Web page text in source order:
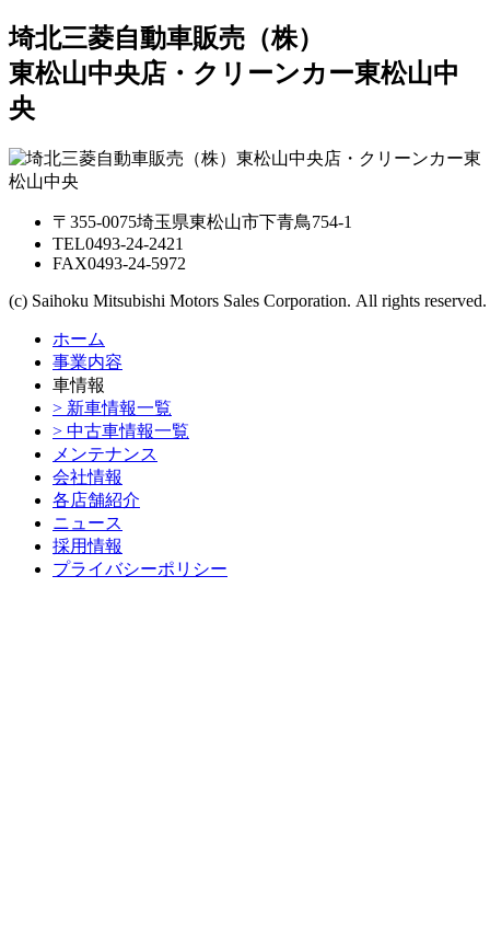
埼北三菱自動車販売（株）
東松山中央店・クリーンカー東松山中
央
〒355-0075埼玉県東松山市下青鳥754-1
TEL0493-24-2421
FAX0493-24-5972
(c) Saihoku Mitsubishi Motors Sales Corporation. All rights reserved.
ホーム
事業内容
車情報
> 新車情報一覧
> 中古車情報一覧
メンテナンス
会社情報
各店舗紹介
ニュース
採用情報
プライバシーポリシー